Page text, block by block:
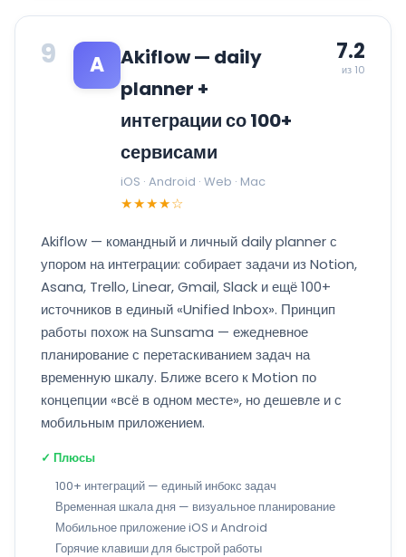
9 A
Akiflow — daily
planner +
интеграции со 100+
сервисами
iOS · Android · Web · Mac
★★★★☆
7.2
из 10
Akiflow — командный и личный daily planner с
упором на интеграции: собирает задачи из Notion,
Asana, Trello, Linear, Gmail, Slack и ещё 100+
источников в единый «Unified Inbox». Принцип
работы похож на Sunsama — ежедневное
планирование с перетаскиванием задач на
временную шкалу. Ближе всего к Motion по
концепции «всё в одном месте», но дешевле и с
мобильным приложением.
✓ Плюсы
100+ интеграций — единый инбокс задач
Временная шкала дня — визуальное планирование
Мобильное приложение iOS и Android
Горячие клавиши для быстрой работы